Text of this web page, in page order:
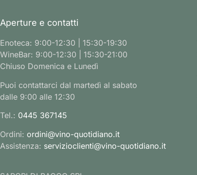
Aperture e contatti
Enoteca: 9:00-12:30 | 15:30-19:30
WineBar: 9:00-12:30 | 15:30-21:00
Chiuso Domenica e Lunedì
Puoi contattarci dal martedì al sabato
dalle 9:00 alle 12:30
Tel.: 0445 367145
Ordini: ordini@vino-quotidiano.it
Assistenza: servizioclienti@vino-quotidiano.it